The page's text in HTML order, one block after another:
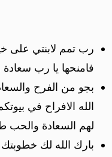
رب تمم لابنتي على
فامنحها يا رب
بجو من الفرح
الله الافراح في
لهم السعادة والحب
بارك الله لك خطوبتك